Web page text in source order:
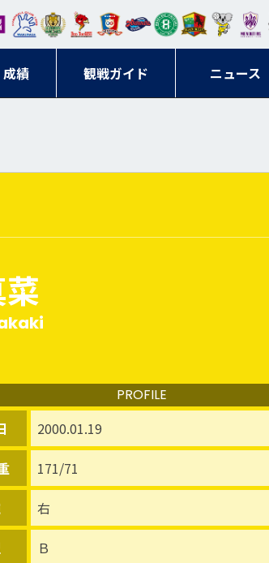
績 観戦ガイド ニュース
エゾハン
ンウ
ルヴ
ス福
ルネ コラ
ンマ
ーレ
ービ
ー石
ック 名古
2000.01.19
171/71
右
Ｂ
PROFILE